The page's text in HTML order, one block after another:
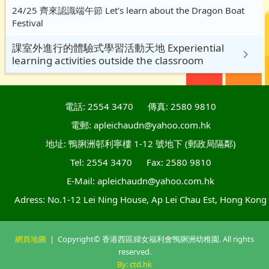
24/25 齊來認識端午節 Let's learn about the Dragon Boat
Festival
課室外進行的體驗式學習活動天地 Experiential
learning activities outside the classroom
電話: 2554 3470
傳真: 2580 9810
電郵: apleichaudn@yahoo.com.hk
地址: 鴨脷洲邨利寧樓 1-12 號地下 (郵政局隔鄰)
Tel: 2554 3470
Fax: 2580 9810
E-Mail: apleichaudn@yahoo.com.hk
Adress: No.1-12 Lei Ning House, Ap Lei Chau Est, Hong Kong
網頁地圖 | Copyright© 香港西區婦女福利會鴨脷洲幼稚園. All rights
reserved.
By: ctd.hk